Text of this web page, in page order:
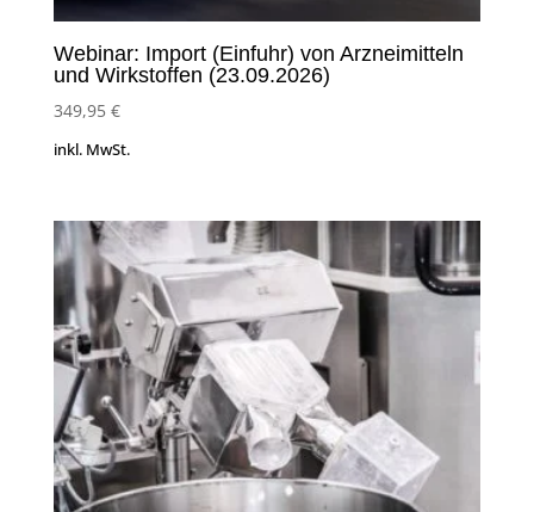
Webinar: Import (Einfuhr) von Arzneimitteln
und Wirkstoffen (23.09.2026)
349,95 €
inkl. MwSt.